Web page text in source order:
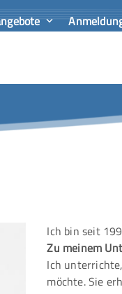
Ich bin seit
Zu meinem
Ich
möchte. Sie